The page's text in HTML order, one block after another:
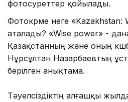
фотосуреттер қойылады.
Фотокөрме неге «Kazakhstan:
аталады? «Wise power» -
Қазақстанның және оның
Нұрсұлтан Назарбаевтың
берілген анықтама.
Тәуелсіздіктің алғашқы